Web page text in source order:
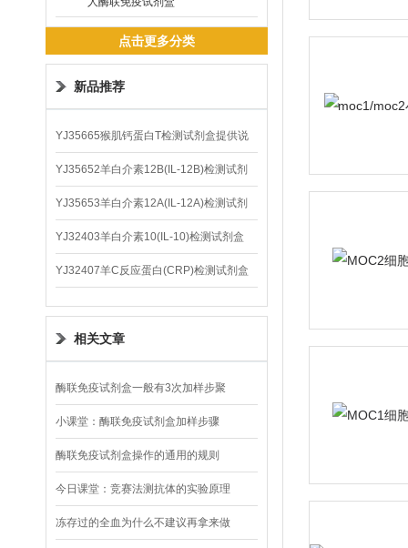
点击更多分类
新品推荐
YJ35665猴肌钙蛋白T检测试剂盒提供说
明书
YJ35652羊白介素12B(IL-12B)检测试剂
盒
YJ35653羊白介素12A(IL-12A)检测试剂
盒
YJ32403羊白介素10(IL-10)检测试剂盒
YJ32407羊C反应蛋白(CRP)检测试剂盒
相关文章
酶联免疫试剂盒一般有3次加样步聚
小课堂：酶联免疫试剂盒加样步骤
酶联免疫试剂盒操作的通用的规则
今日课堂：竞赛法测抗体的实验原理
冻存过的全血为什么不建议再拿来做